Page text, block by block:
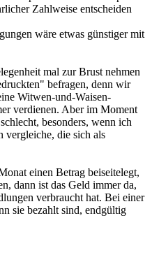
Zahlweise entscheiden
wäre etwas günstiger mit
mal zur Brust nehmen
befragen, denn wir
Witwen-und-Waisen-
verdienen. Aber im Moment
besonders, wenn ich
vergleiche, die sich als
einen Betrag beiseitelegt,
dann ist das Geld immer da,
verbraucht hat. Bei einer
sie bezahlt sind, endgültig